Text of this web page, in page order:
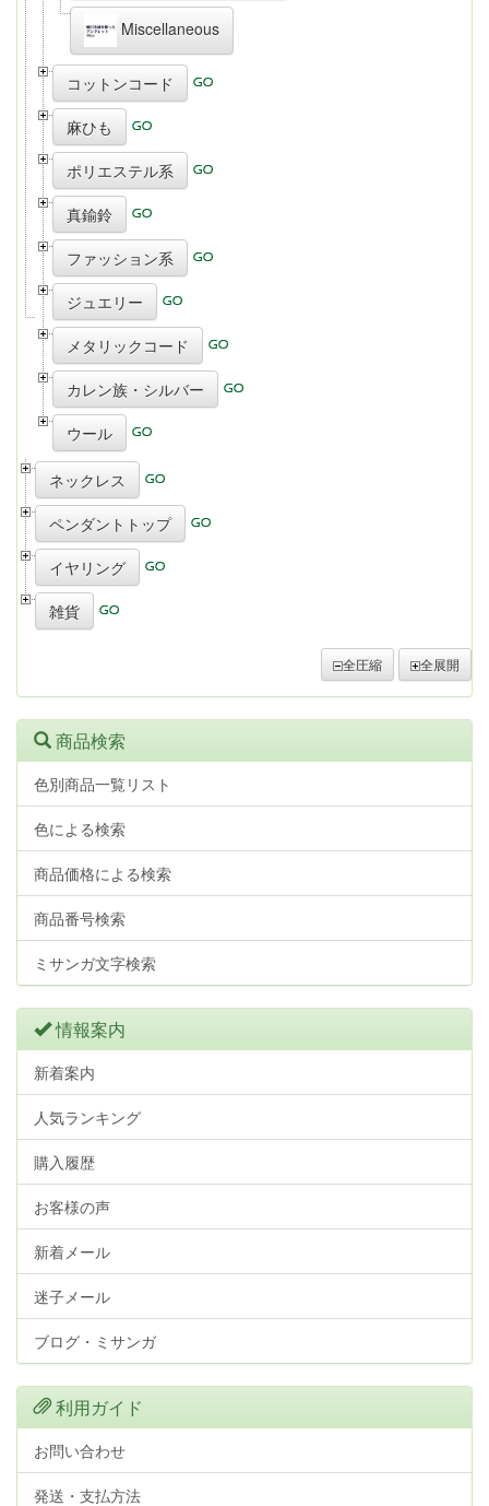
Miscellaneous
コットンコード
麻ひも
ポリエステル系
真鍮鈴
ファッション系
ジュエリー
メタリックコード
カレン族・シルバー
ウール
ネックレス
ペンダントトップ
イヤリング
雑貨
全圧縮 全展開
商品検索
色別商品一覧リスト
色による検索
商品価格による検索
商品番号検索
ミサンガ文字検索
情報案内
新着案内
人気ランキング
購入履歴
お客様の声
新着メール
迷子メール
ブログ・ミサンガ
利用ガイド
お問い合わせ
発送・支払方法